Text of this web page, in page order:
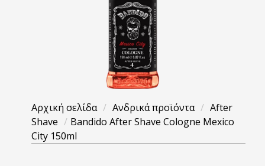
Αρχική σελίδα / Ανδρικά προϊόντα / After
Shave / Bandido After Shave Cologne Mexico
City 150ml